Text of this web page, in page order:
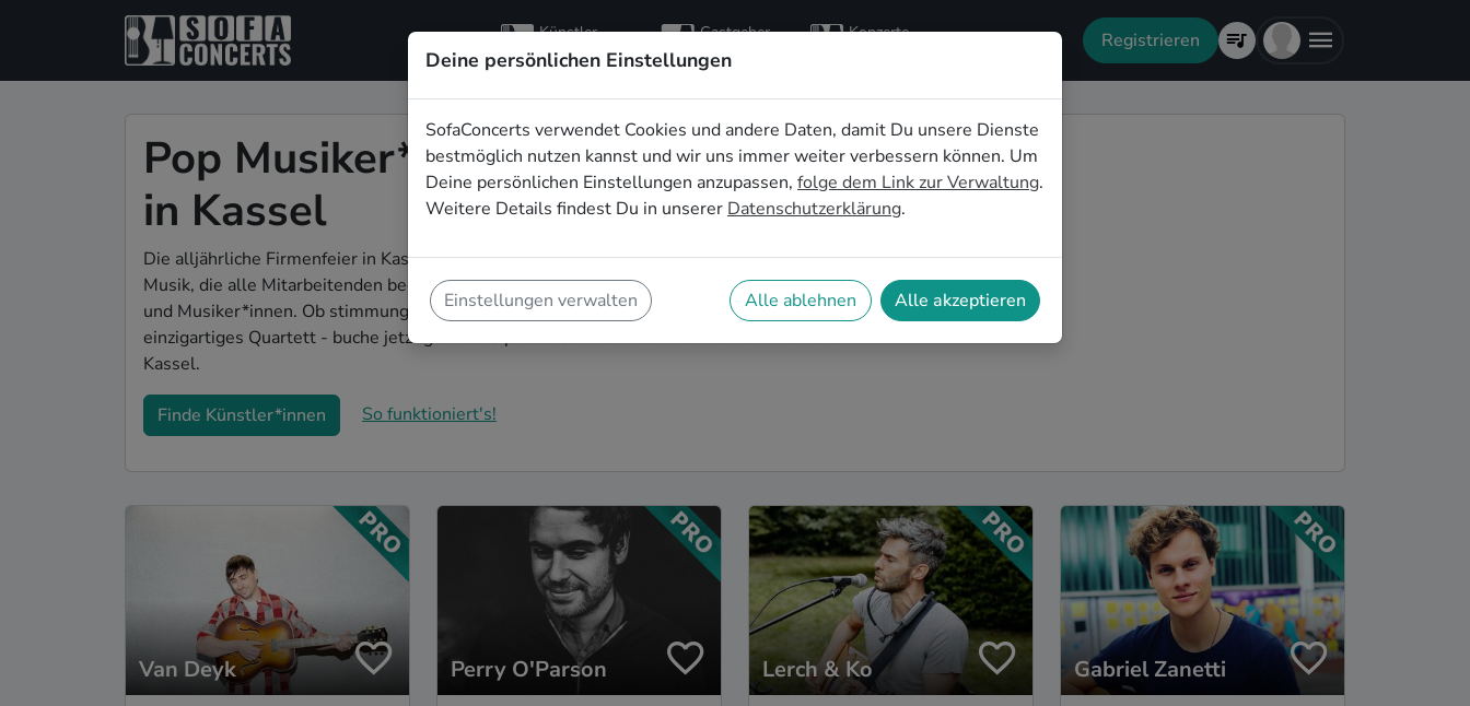
Künstler
entdecken
Gastgeber Konzerte Registrieren
Pop Musiker*innen für die Firmenfeier
in Kassel
Die alljährliche Firmenfeier in Kassel steht an und Du bist auf der Suche nach passender Live-
Musik, die alle Mitarbeitenden begeistert? Auf SofaConcerts findest Du authentische Pop Bands
und Musiker*innen. Ob stimmungsvolle Partyband, entspanntes Singer-Songwriter-Duo oder
einzigartiges Quartett - buche jetzt genau die passende Live-Musik für Deine Firmenfeier in
Kassel.
Finde Künstler*innen So funktioniert's!
Van Deyk Perry O'Parson Lerch & Ko Gabriel Zanetti
Deine persönlichen Einstellungen
SofaConcerts verwendet Cookies und andere Daten, damit Du unsere Dienste
bestmöglich nutzen kannst und wir uns immer weiter verbessern können. Um
Deine persönlichen Einstellungen anzupassen, folge dem Link zur Verwaltung.
Weitere Details findest Du in unserer Datenschutzerklärung.
Einstellungen verwalten Alle ablehnen Alle akzeptieren